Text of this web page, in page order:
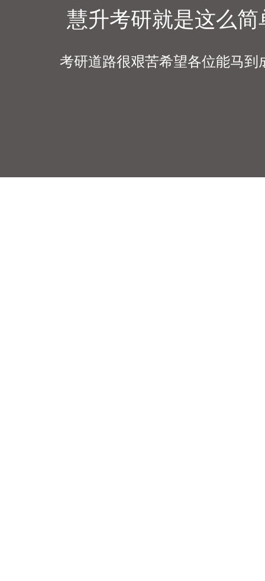
慧升考研就是这么简
考研道路很艰苦希望各位能马到